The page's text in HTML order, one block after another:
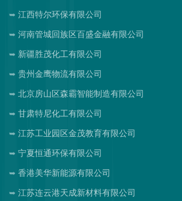
江西特尔环保有限公司
河南管城回族区百盛金融有限公司
新疆胜茂化工有限公司
贵州金鹰物流有限公司
北京房山区森霸智能制造有限公司
甘肃特尼化工有限公司
江苏工业园区金茂教育有限公司
宁夏恒通环保有限公司
香港美华新能源有限公司
江苏连云港天成新材料有限公司